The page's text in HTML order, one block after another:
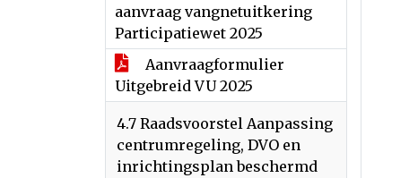
aanvraag vangnetuitkering
Participatiewet 2025
Aanvraagformulier
Uitgebreid VU 2025
4.7 Raadsvoorstel Aanpassing
centrumregeling, DVO en
inrichtingsplan beschermd